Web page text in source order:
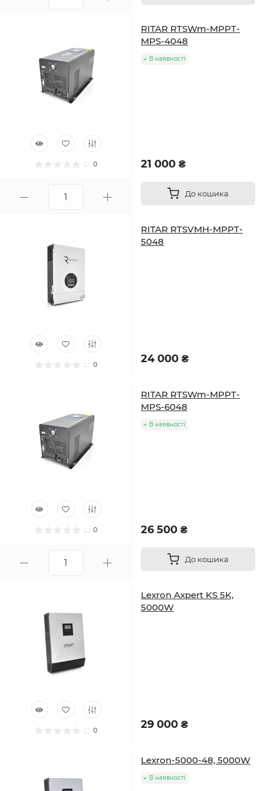
0
RITAR RTSWm-MPPT-
MPS-4048
В наявності
21 000 ₴
До кошика
0
RITAR RTSVMH-MPPT-
5048
24 000 ₴
0
RITAR RTSWm-MPPT-
MPS-6048
В наявності
26 500 ₴
До кошика
0
Lexron Axpert KS 5K,
5000W
29 000 ₴
Lexron-5000-48, 5000W
В наявності